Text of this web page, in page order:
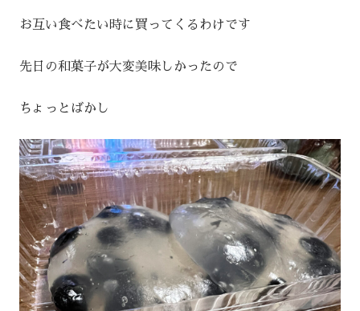
お互い食べたい時に買ってくるわけです
先日の和菓子が大変美味しかったので
ちょっとばかし